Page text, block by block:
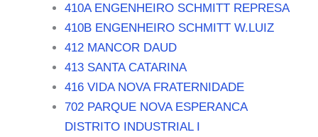
410A ENGENHEIRO SCHMITT REPRESA
410B ENGENHEIRO SCHMITT W.LUIZ
412 MANCOR DAUD
413 SANTA CATARINA
416 VIDA NOVA FRATERNIDADE
702 PARQUE NOVA ESPERANCA
DISTRITO INDUSTRIAL I